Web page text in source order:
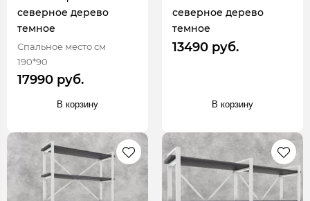
северное дерево
темное
Спальное место см
190*90
17990 руб.
В корзину
северное дерево
темное
13490 руб.
В корзину